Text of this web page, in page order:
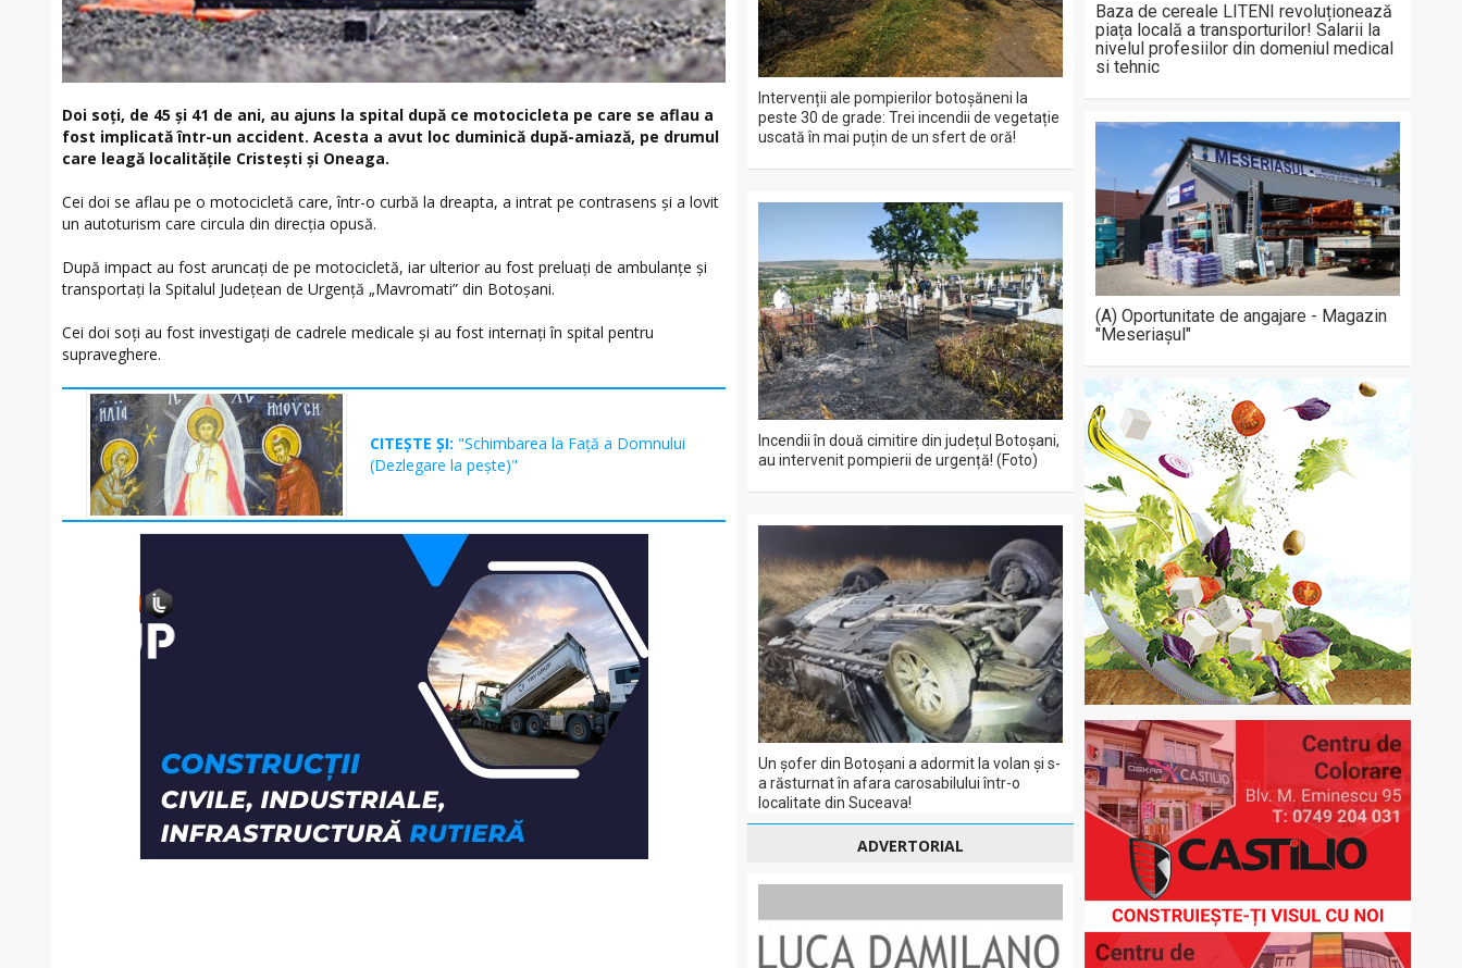
Doi soţi, de 45 şi 41 de ani, au ajuns la spital după ce motocicleta pe care se aflau a
fost implicată într-un accident. Acesta a avut loc duminică după-amiază, pe drumul
care leagă localitățile Cristești și Oneaga.
Cei doi se aflau pe o motocicletă care, într-o curbă la dreapta, a intrat pe contrasens și a lovit
un autoturism care circula din direcția opusă.
După impact au fost aruncați de pe motocicletă, iar ulterior au fost preluați de ambulanțe și
transportați la Spitalul Județean de Urgență „Mavromati” din Botoșani.
Cei doi soţi au fost investigaţi de cadrele medicale şi au fost internaţi în spital pentru
supraveghere.
CITEȘTE ȘI: "Schimbarea la Față a Domnului
(Dezlegare la peşte)"
Intervenții ale pompierilor botoșăneni la
peste 30 de grade: Trei incendii de vegetație
uscată în mai puțin de un sfert de oră!
Incendii în două cimitire din județul Botoșani,
au intervenit pompierii de urgență! (Foto)
Un șofer din Botoșani a adormit la volan și s-
a răsturnat în afara carosabilului într-o
localitate din Suceava!
ADVERTORIAL
Baza de cereale LITENI revoluționează
piața locală a transporturilor! Salarii la
nivelul profesiilor din domeniul medical
si tehnic
(A) Oportunitate de angajare - Magazin
"Meseriașul"